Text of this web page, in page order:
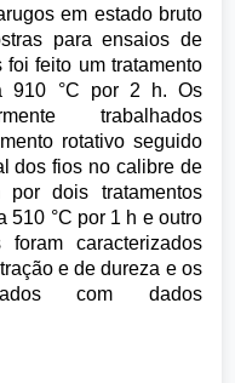
em estado bruto
para ensaios de
feito um tratamento
910 °C por 2 h. Os
trabalhados
rotativo seguido
dos fios no calibre de
dois tratamentos
510 °C por 1 h e outro
caracterizados
e de dureza e os
com dados